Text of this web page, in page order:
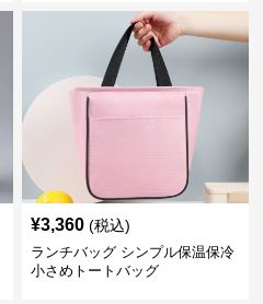
¥3,360 (税込)
ランチバッグ シンプル保温保冷
小さめトートバッグ